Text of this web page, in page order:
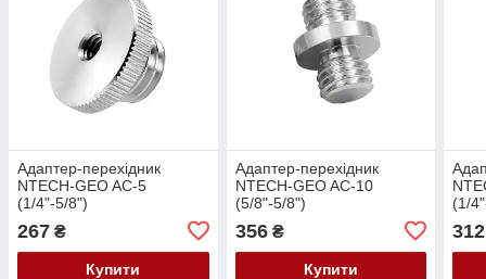
Адаптер-перехідник
NTECH-GEO AC-5
(1/4"-5/8")
267 ₴
Купити
Адаптер-перехідник
NTECH-GEO AC-10
(5/8"-5/8")
356₴
Купити
(1/
312